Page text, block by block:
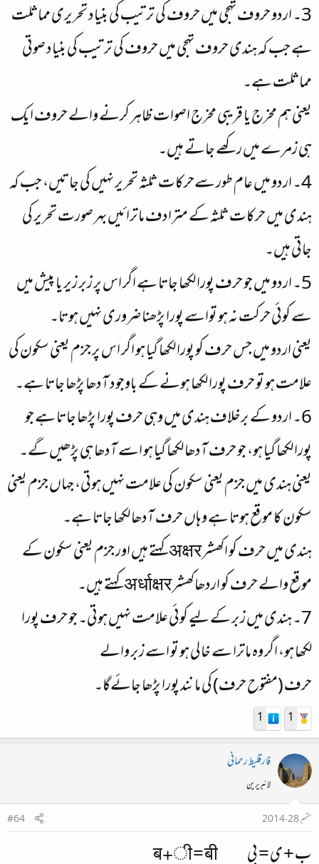
3۔ اردو حروف تہجی میں حروف کی ترتیب کی بنیاد تحریری مماثلت
ہے جب کہ ہندی حروف تہجی میں حروف کی ترتیب کی بنیاد صوتی
مماثلت ہے۔
یعنی ہم مخرج یا قریبی مخرج اصوات ظاہر کرنے والے حروف ایک
ہی زمرے میں رکھے جاتے ہیں۔
4۔ اردو میں عام طور سےحرکات ثلثہ تحریر نہیں کی جاتیں، جب کہ
ہندی میں حرکات ثلثہ کے مترادف ماترائیں بہر صورت تحریر کی
جاتی ہیں۔
5۔ اردو میں جو حرف پورا لکھا جاتا ہے اگر اس پر زبر زیر یا پیش میں
سے کوئی حرکت نہ ہو تواسے پورا پڑھنا ضروری نہیں ہوتا۔
یعنی اردو میں جس حرف کو پورا لکھا گیا ہو اگر اس پر جزم یعنی سکون کی
علامت ہو تو حرف پورا لکھا ہونے کے باوجود آدھا پڑھا جاتا ہے۔
6۔ اردو کے برخلاف ہندی میں وہی حرف پورا پڑھا جاتا ہے جو
پورا لکھا گیا ہو، جو حرف آدھا لکھا گیا ہو اسے آدھا ہی پڑھیں گے۔
یعنی ہندی میں جزم یعنی سکون کی علامت نہیں ہوتی، جہاں جزم یعنی
سکون کا موقع ہوتا ہے وہاں حرف آدھا لکھا جاتا ہے۔
ہندی میں حرف کو اکھشر अक्षर کہتے ہیں اور جزم یعنی سکون کے
موقع والے حرف کو اردھاکھشر अर्धाक्षर کہتے ہیں۔
7۔ ہندی میں زبر کے لیے کوئی علامت نہیں ہوتی۔ جو حرف پورا
لکھا ہو، اگر وہ ماترا سے خالی ہو تو اسے زبر والے
حرف (مفتوح حرف) کی مانند پورا پڑھا جائےگا۔
1
1
فارقلیط رحمانی
لائبریرین
ستمبر 28، 2014
#64
ب + ی = بی ۃۃۃۃۃब+ी = बी